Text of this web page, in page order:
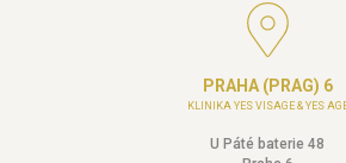
PRAHA (PRAG) 6
KLINIKA YES VISAGE & YES
U Páté baterie 48